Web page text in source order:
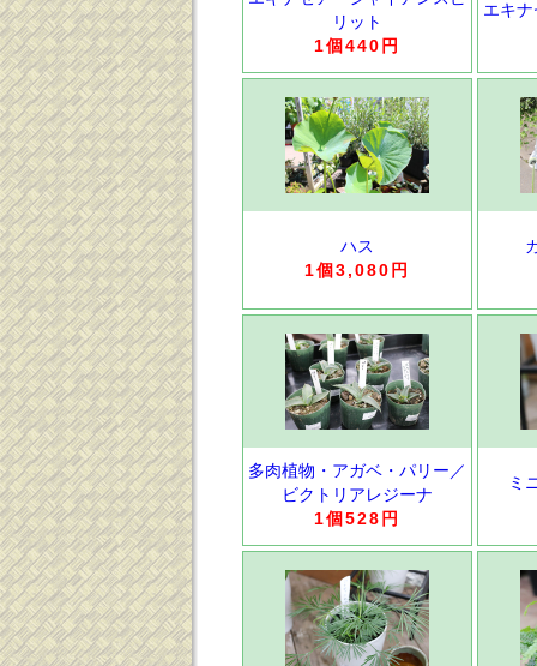
リット
1個440円
エキ
ハス
1個3,080円
多肉植物・アガベ・パリー／
ビクトリアレジーナ
1個528円
ミ